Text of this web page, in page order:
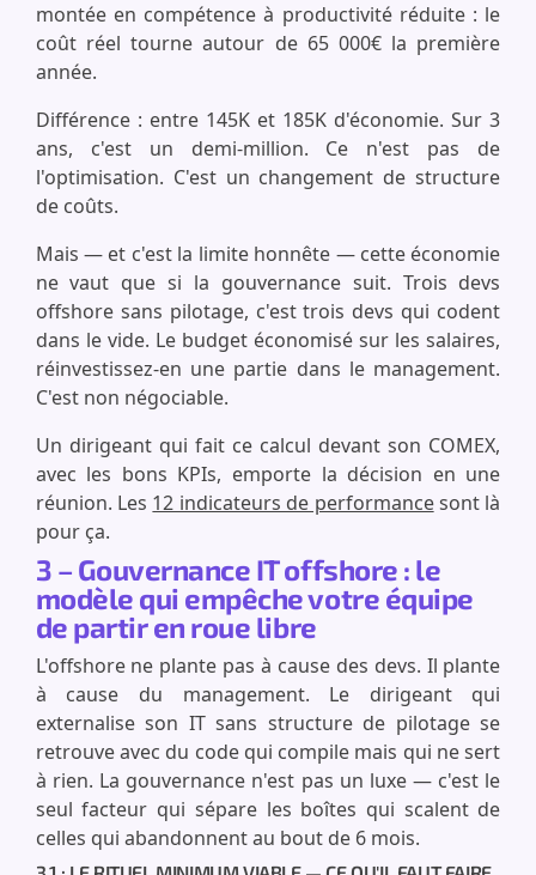
montée en compétence à productivité réduite : le
coût réel tourne autour de 65 000€ la première
année.
Différence : entre 145K et 185K d'économie. Sur 3
ans, c'est un demi-million. Ce n'est pas de
l'optimisation. C'est un changement de structure
de coûts.
Mais — et c'est la limite honnête — cette économie
ne vaut que si la gouvernance suit. Trois devs
offshore sans pilotage, c'est trois devs qui codent
dans le vide. Le budget économisé sur les salaires,
réinvestissez-en une partie dans le management.
C'est non négociable.
Un dirigeant qui fait ce calcul devant son COMEX,
avec les bons KPIs, emporte la décision en une
réunion. Les 12 indicateurs de performancesont là
pour ça.
3 – Gouvernance IT offshore : le
modèle qui empêche votre équipe
de partir en roue libre
L'offshore ne plante pas à cause des devs. Il plante
à cause du management. Le dirigeant qui
externalise son IT sans structure de pilotage se
retrouve avec du code qui compile mais qui ne sert
à rien. La gouvernance n'est pas un luxe — c'est le
seul facteur qui sépare les boîtes qui scalent de
celles qui abandonnent au bout de 6 mois.